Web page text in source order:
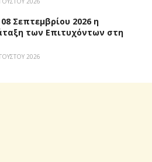
08 Σεπτεμβρίου 2026 η
των Επιτυχόντων στη
2026